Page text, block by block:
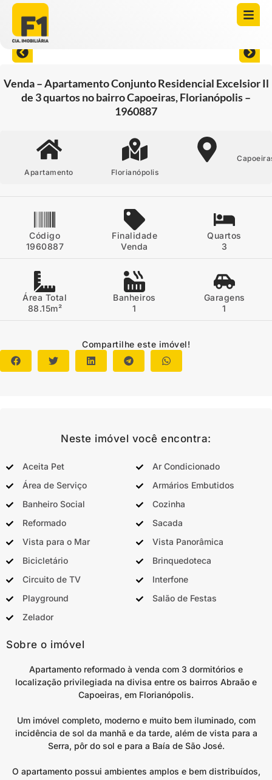
Venda – Apartamento Conjunto Residencial Excelsior Il
de 3 quartos no bairro Capoeiras, Florianópolis –
1960887
Apartamento Florianópolis
Código
1960887
Finalidade
Venda
Quartos
3
Área Total
88.15m²
Banheiros
1
Garagens
1
Compartilhe este imóvel!
Neste imóvel você encontra:
Aceita Pet
Ar Condicionado
Área de Serviço
Armários Embutidos
Banheiro Social
Cozinha
Reformado
Sacada
Vista para o Mar
Vista Panorâmica
Bicicletário
Brinquedoteca
Circuito de TV
Interfone
Playground
Salão de Festas
Zelador
Sobre o imóvel
Apartamento reformado à venda com 3 dormitórios e
localização privilegiada na divisa entre os bairros Abraão e
Capoeiras, em Florianópolis.
Um imóvel completo, moderno e muito bem iluminado, com
incidência de sol da manhã e da tarde, além de vista para a
Serra, pôr do sol e para a Baía de São José.
O apartamento possui ambientes amplos e bem distribuídos,